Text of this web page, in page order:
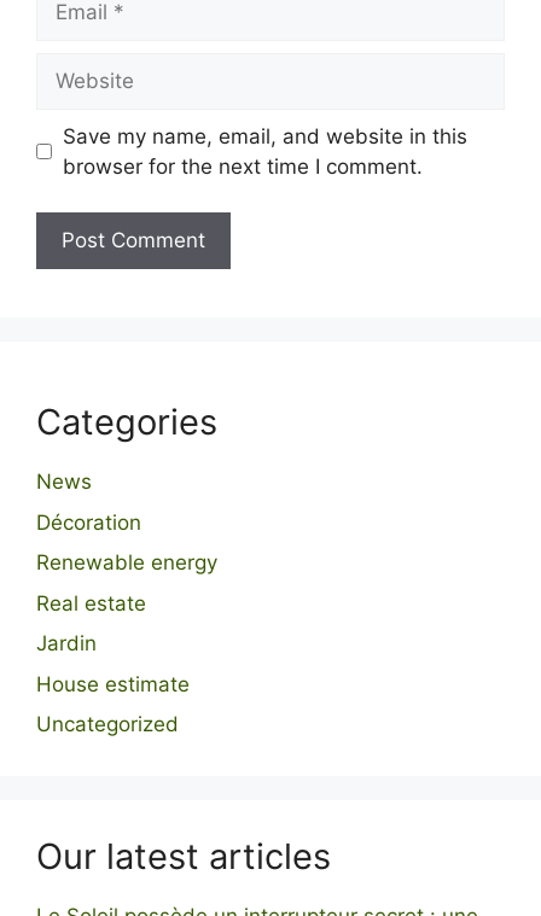
Save my name, email, and website in this
browser for the next time I comment.
Categories
News
Décoration
Renewable energy
Real estate
Jardin
House estimate
Uncategorized
Our latest articles